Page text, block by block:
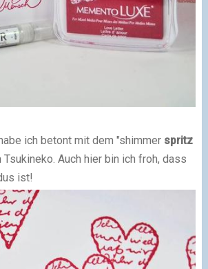
ich betont mit dem "shimmer spritz
Auch hier bin ich froh, dass
ist!